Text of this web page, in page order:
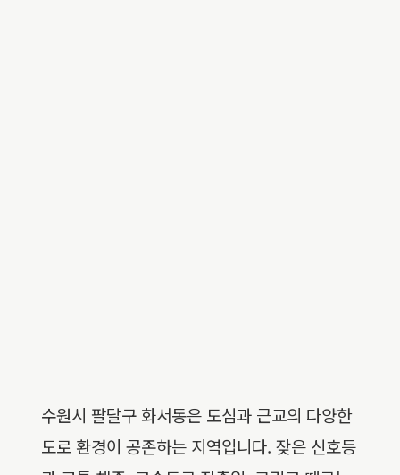
수원시 팔달구 화서동은 도심과 근교의 다양한
도로 환경이 공존하는 지역입니다. 잦은 신호등